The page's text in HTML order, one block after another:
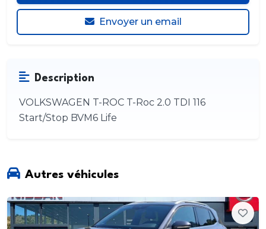
Envoyer un email
Description
VOLKSWAGEN T-ROC T-Roc 2.0 TDI 116
Start/Stop BVM6 Life
Autres véhicules